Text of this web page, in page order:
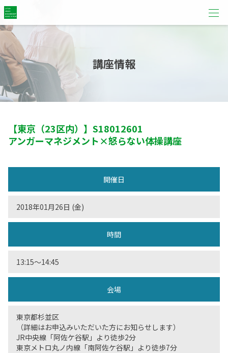
講座情報
【東京（23区内）】 S18012601
アンガーマネジメント×怒らない体操講座
開催日
2018年01月26日 (金)
時間
13:15〜14:45
会場
東京都杉並区
（詳細はお申込みいただいた方にお知らせします）
JR中央線「阿佐ケ谷駅」より徒歩2分
東京メトロ丸ノ内線「南阿佐ケ谷駅」より徒歩7分